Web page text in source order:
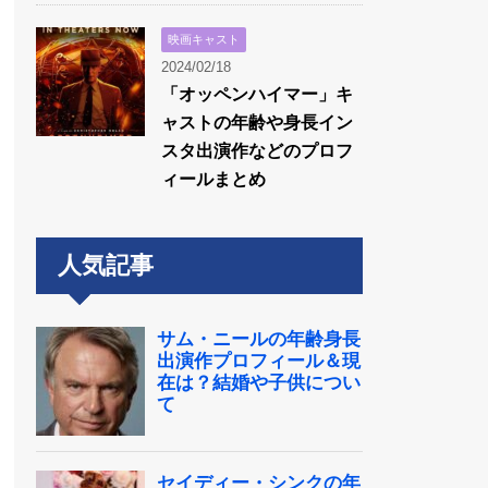
映画キャスト
2024/02/18
「オッペンハイマー」キ
ャストの年齢や身長イン
スタ出演作などのプロフ
ィールまとめ
人気記事